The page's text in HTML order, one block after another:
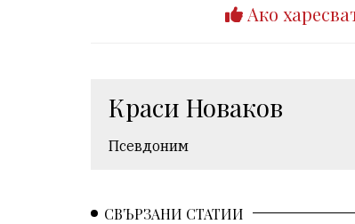
Ако
Краси Новаков
Псевдоним
СВЪРЗАНИ СТАТИИ